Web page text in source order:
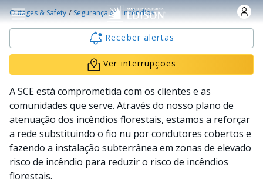
Skip to main content
Outages & Safety /Segurança em Incêndios
A SCE está comprometida com os clientes e as
comunidades que serve. Através do nosso plano de
atenuação dos incêndios florestais, estamos a reforçar
a rede substituindo o fio nu por condutores cobertos e
fazendo a instalação subterrânea em zonas de elevado
risco de incêndio para reduzir o risco de incêndios
florestais.
Receber alertas
Ver interrupções